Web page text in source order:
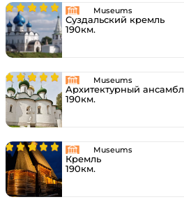
Museums
Суздальский кремль
190км.
Museums
Архитектурный
190км.
Museums
Кремль
190км.